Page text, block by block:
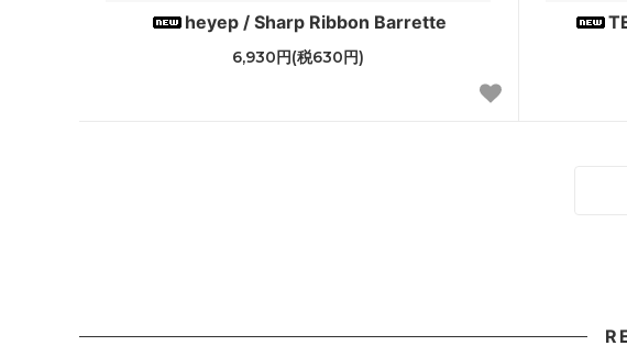
heyep / Sharp Ribbon Barrette
6,930円(税630円)